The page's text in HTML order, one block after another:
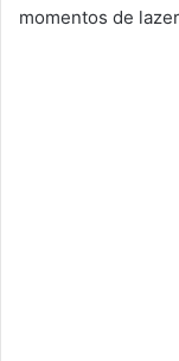
momentos de